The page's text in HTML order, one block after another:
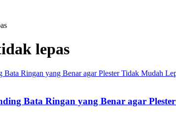
lepas
Bata Ringan yang Benar agar